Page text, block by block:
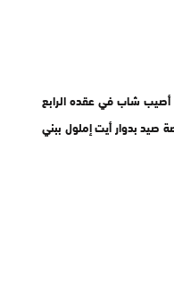
علمنا أنه في يوم السبت 21 فبراير 2015 أصيب شاب في عقده الرابع
صيد بدوار أيت إملول ببني